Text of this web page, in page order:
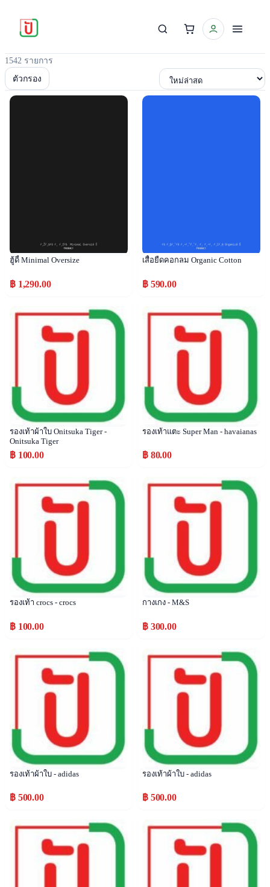
1542 รายการ
ตัวกรอง เรียงตาม
ฮู้ดี้ Minimal Oversize
฿ 1,290.00
เสื้อยืดคอกลม Organic Cotton
฿ 590.00
Popular
รองเท้าผ้าใบ Onitsuka Tiger -
Onitsuka Tiger
฿ 100.00
Popular
รองเท้าแตะ Super Man - havaianas
฿ 80.00
Popular
รองเท้า crocs - crocs
฿ 100.00
Popular
กางเกง - M&S
฿ 300.00
Popular
รองเท้าผ้าใบ - adidas
฿ 500.00
Popular
รองเท้าผ้าใบ - adidas
฿ 500.00
Popular Popular